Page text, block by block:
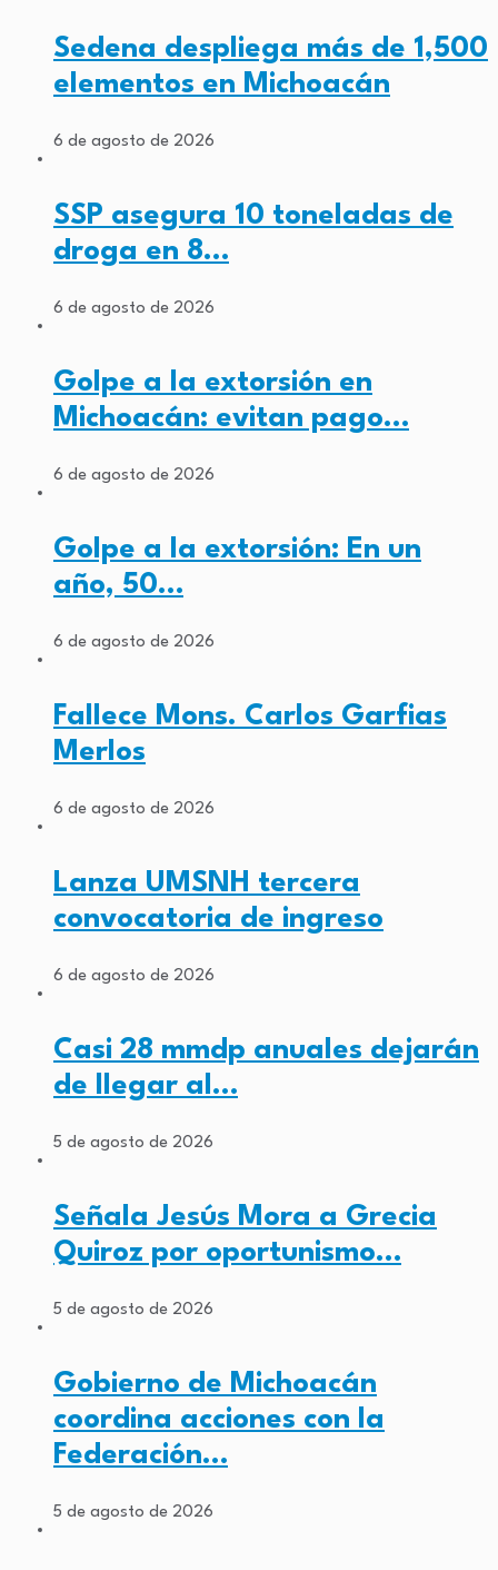
Sedena despliega más de 1,500
elementos en Michoacán
6 de agosto de 2026
SSP asegura 10 toneladas de
droga en 8…
6 de agosto de 2026
Golpe a la extorsión en
Michoacán: evitan pago…
6 de agosto de 2026
Golpe a la extorsión: En un
año, 50…
6 de agosto de 2026
Fallece Mons. Carlos Garfias
Merlos
6 de agosto de 2026
Lanza UMSNH tercera
convocatoria de ingreso
6 de agosto de 2026
Casi 28 mmdp anuales dejarán
de llegar al…
5 de agosto de 2026
Señala Jesús Mora a Grecia
Quiroz por oportunismo…
5 de agosto de 2026
Gobierno de Michoacán
coordina acciones con la
Federación…
5 de agosto de 2026